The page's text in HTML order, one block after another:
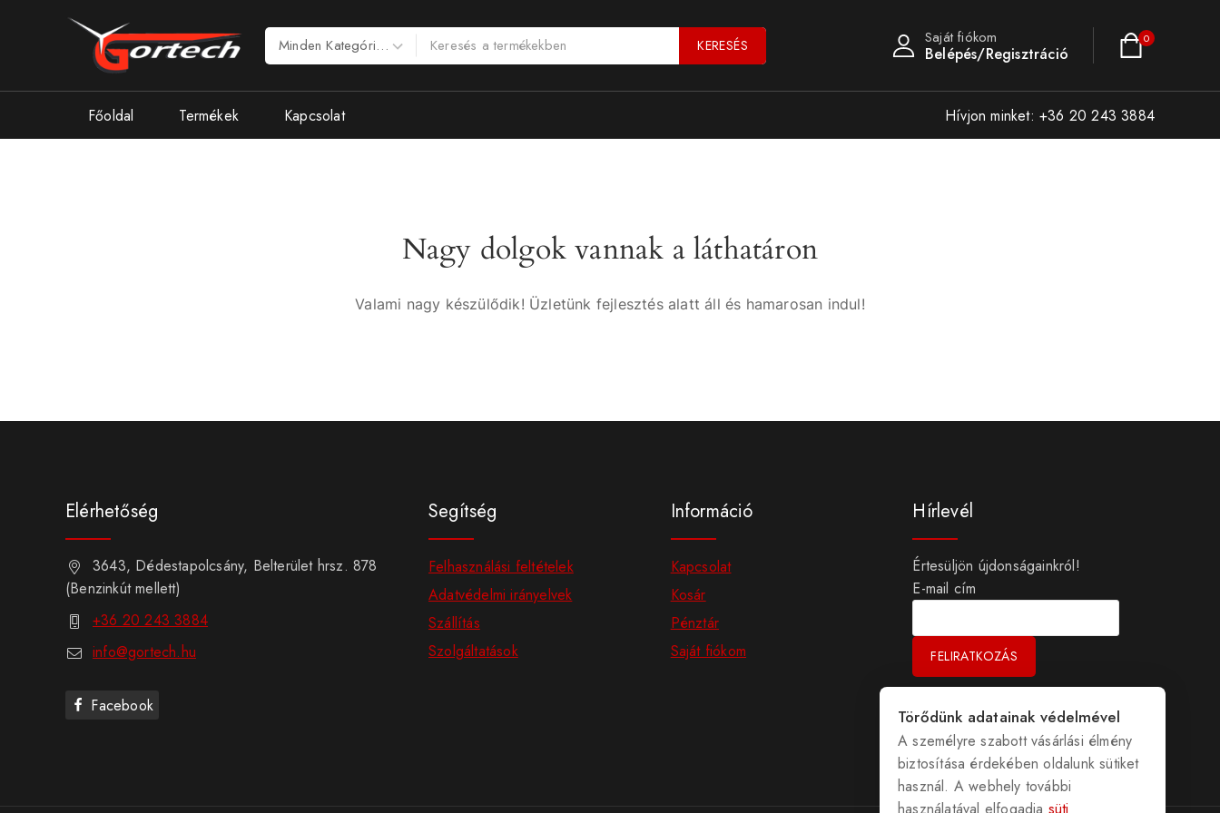
KERESÉS Saját fiókom
Belépés/Regisztráció
0
Főoldal Termékek Kapcsolat Hívjon minket: +36 20 243 3884
Nagy dolgok vannak a láthatáron
Valami nagy készülődik! Üzletünk fejlesztés alatt áll és hamarosan indul!
Elérhetőség
3643, Dédestapolcsány, Belterület hrsz. 878
(Benzinkút mellett)
+36 20 243 3884
info@gortech.hu
Facebook
Segítség
Felhasználási feltételek
Adatvédelmi irányelvek
Szállítás
Szolgáltatások
Információ
Kapcsolat
Kosár
Pénztár
Saját fiókom
Hírlevél
Értesüljön újdonságainkról!
E-mail cím
Törődünk adatainak védelmével
A személyre szabott vásárlási élmény
biztosítása érdekében oldalunk sütiket
használ. A webhely további